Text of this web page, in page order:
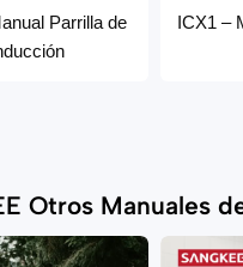
Parrilla de
ICX1 –
Otros Manuales